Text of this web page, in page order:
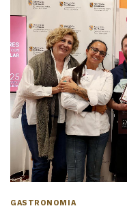
GASTRONOMIA